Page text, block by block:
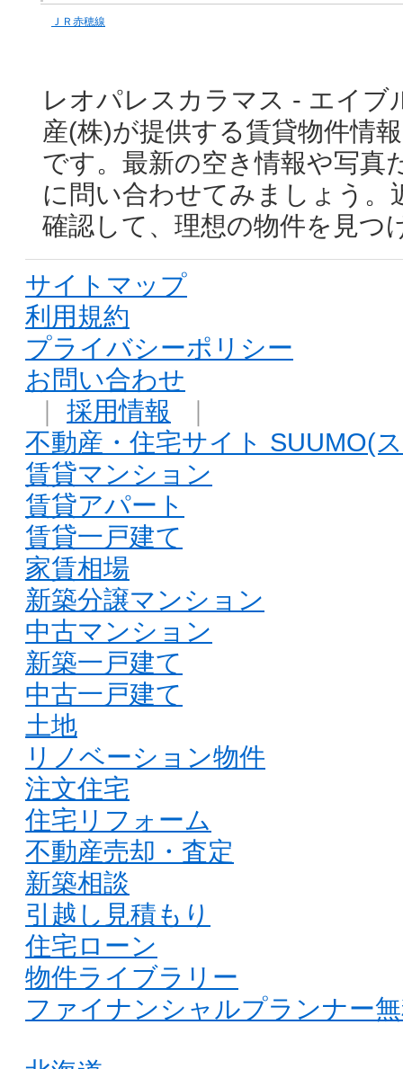
ＪＲ赤穂線
レオパレスカラマス - エイブ
産(株)が提供する賃貸物件情
です。最新の空き情報や写真
に問い合わせてみましょう
確認して、理想の物件を見つ
サイトマップ
利用規約
プライバシーポリシー
お問い合わせ
｜ 採用情報 ｜
不動産・住宅サイト SUUMO(
賃貸マンション
賃貸アパート
賃貸一戸建て
家賃相場
新築分譲マンション
中古マンション
新築一戸建て
中古一戸建て
土地
リノベーション物件
注文住宅
住宅リフォーム
不動産売却・査定
新築相談
引越し見積もり
住宅ローン
物件ライブラリー
ファイナンシャルプランナー